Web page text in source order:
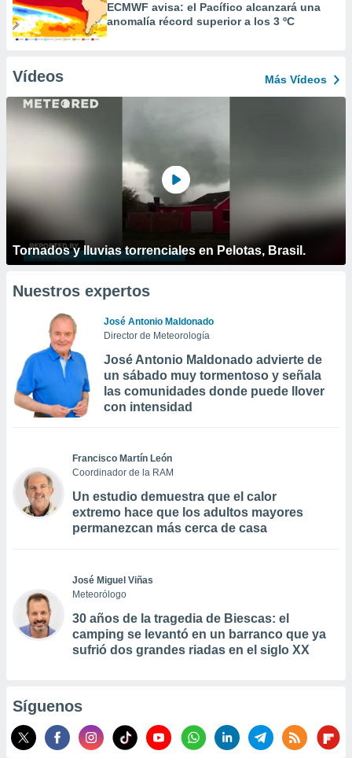
ECMWF avisa: el Pacífico alcanzará una
anomalía récord superior a los 3 ºC
Vídeos Más Vídeos
Tornados y lluvias torrenciales en Pelotas, Brasil.
Nuestros expertos
José Antonio Maldonado
Director de Meteorología
José Antonio Maldonado advierte de
un sábado muy tormentoso y señala
las comunidades donde puede llover
con intensidad
Francisco Martín León
Coordinador de la RAM
Un estudio demuestra que el calor
extremo hace que los adultos mayores
permanezcan más cerca de casa
José Miguel Viñas
Meteorólogo
30 años de la tragedia de Biescas: el
camping se levantó en un barranco que ya
sufrió dos grandes riadas en el siglo XX
Síguenos